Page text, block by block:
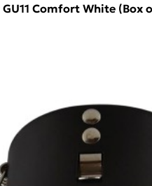
Comfort White (Box